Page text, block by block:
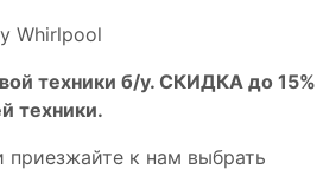
Whirlpool
техники б/у. СКИДКА до 15%
техники.
к нам выбрать